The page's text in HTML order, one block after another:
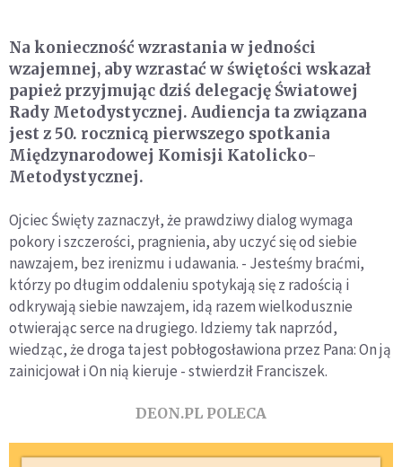
Na konieczność wzrastania w jedności
wzajemnej, aby wzrastać w świętości wskazał
papież przyjmując dziś delegację Światowej
Rady Metodystycznej. Audiencja ta związana
jest z 50. rocznicą pierwszego spotkania
Międzynarodowej Komisji Katolicko-
Metodystycznej.
Ojciec Święty zaznaczył, że prawdziwy dialog wymaga
pokory i szczerości, pragnienia, aby uczyć się od siebie
nawzajem, bez irenizmu i udawania. - Jesteśmy braćmi,
którzy po długim oddaleniu spotykają się z radością i
odkrywają siebie nawzajem, idą razem wielkodusznie
otwierając serce na drugiego. Idziemy tak naprzód,
wiedząc, że droga ta jest pobłogosławiona przez Pana: On ją
zainicjował i On nią kieruje - stwierdził Franciszek.
DEON.PL POLECA